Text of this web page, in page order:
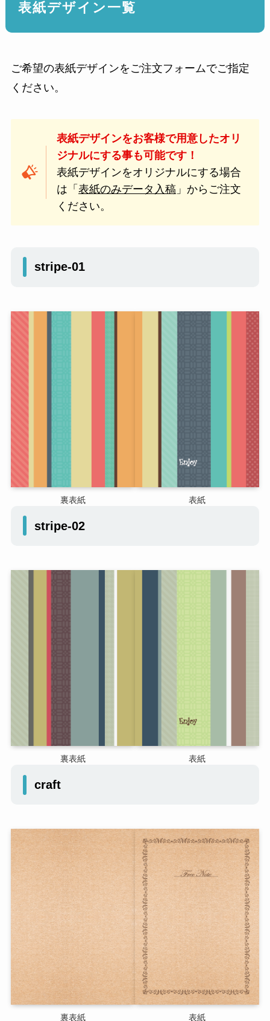
表紙デザイン一覧
ご希望の表紙デザインをご注文フォームでご指定
ください。
表紙デザインをお客様で用意したオリ
ジナルにする事も可能です！
表紙デザインをオリジナルにする場合
は「表紙のみデータ入稿 」からご注文
ください。
stripe-01
裏表紙 表紙
stripe-02
裏表紙 表紙
craft
裏表紙 表紙